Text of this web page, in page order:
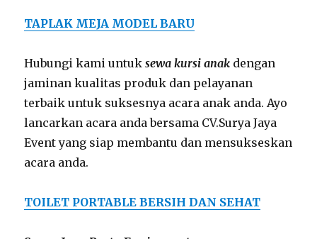
TAPLAK MEJA MODEL BARU
Hubungi kami untuksewa kursi anak dengan
jaminan kualitas produk dan pelayanan
terbaik untuk suksesnya acara anak anda. Ayo
lancarkan acara anda bersama CV.Surya Jaya
Event yang siap membantu dan mensukseskan
acara anda.
TOILET PORTABLE BERSIH DAN SEHAT